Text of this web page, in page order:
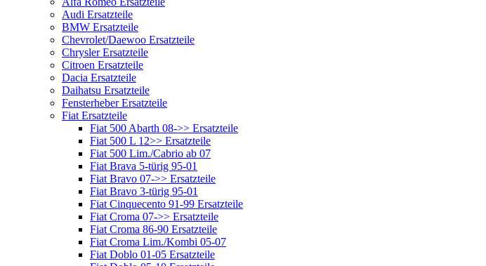
Audi Ersatzteile
BMW Ersatzteile
Chevrolet/Daewoo Ersatzteile
Chrysler Ersatzteile
Citroen Ersatzteile
Dacia Ersatzteile
Daihatsu Ersatzteile
Fensterheber Ersatzteile
Fiat Ersatzteile
Fiat 500 Abarth 08->> Ersatzteile
Fiat 500 L 12>> Ersatzteile
Fiat 500 Lim./Cabrio ab 07
Fiat Brava 5-türig 95-01
Fiat Bravo 07->> Ersatzteile
Fiat Bravo 3-türig 95-01
Fiat Cinquecento 91-99 Ersatzteile
Fiat Croma 07->> Ersatzteile
Fiat Croma 86-90 Ersatzteile
Fiat Croma Lim./Kombi 05-07
Fiat Doblo 01-05 Ersatzteile